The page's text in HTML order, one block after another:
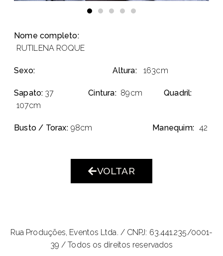
Nome completo:
RUTILENA ROQUE
Sexo: Altura: 163cm
Sapato: 37 Cintura: 89cm
Quadril:
107cm
Busto / Torax: 98cm Manequim: 42
VOLTAR
Rua Produções, Eventos Ltda. / CNPJ: 63.441.235/0001-
39 / Todos os direitos reservados